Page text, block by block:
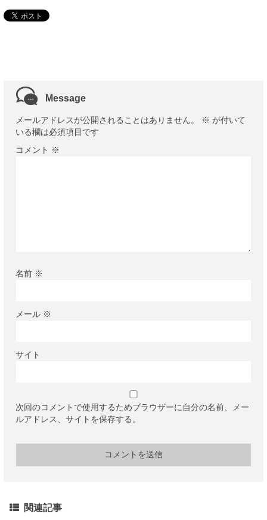
Message
メールアドレスが公開されることはありません。 ※ が付いて
いる欄は必須項目です
コメント ※
名前 ※
メール ※
サイト
次回のコメントで使用するためブラウザーに自分の名前、メー
ルアドレス、サイトを保存する。
関連記事